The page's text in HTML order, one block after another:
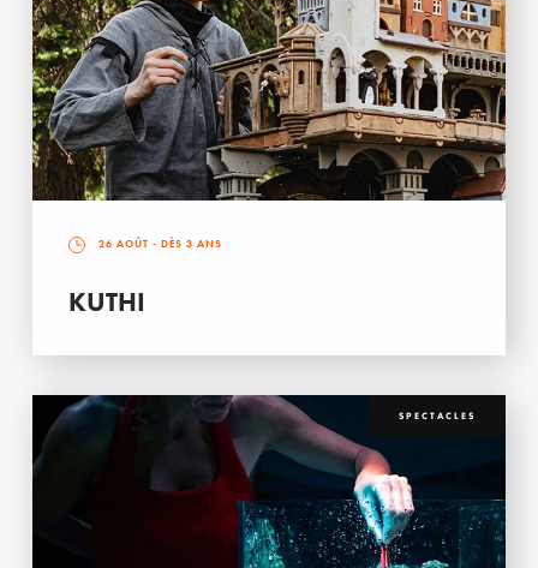
26 AOÛT - DÈS 3 ANS
KUTHI
SPECTACLES